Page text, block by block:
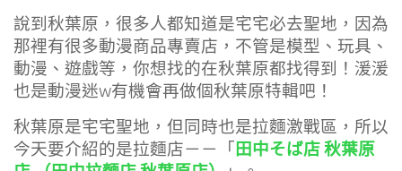
說到秋葉原，很多人都知道是宅宅必去聖地，因為
那裡有很多動漫商品專賣店，不管是模型、玩具、
動漫、遊戲等，你想找的在秋葉原都找得到！湲湲
也是動漫迷w有機會再做個秋葉原特輯吧！
秋葉原是宅宅聖地，但同時也是拉麵激戰區，所以
今天要介紹的是拉麵店－－「 田中そば店 秋葉原